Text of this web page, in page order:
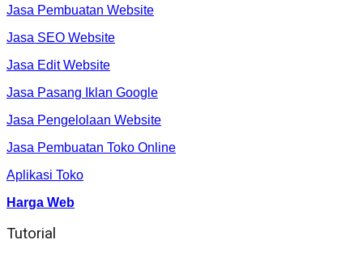
Jasa Pembuatan Website
Jasa SEO Website
Jasa Edit Website
Jasa Pasang Iklan Google
Jasa Pengelolaan Website
Jasa Pembuatan Toko Online
Aplikasi Toko
Harga Web
Tutorial